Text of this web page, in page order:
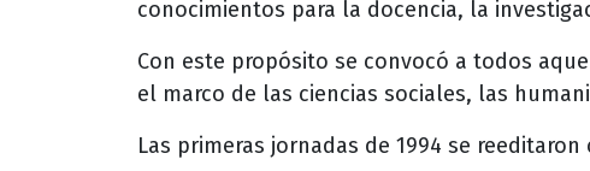
conocimientos para la docencia, la
Con este propósito se convocó a todos
el marco de las ciencias sociales, las
Las primeras jornadas de 1994 se reeditaron